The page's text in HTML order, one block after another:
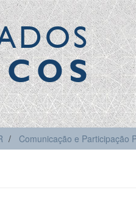
Comunicação e Participação